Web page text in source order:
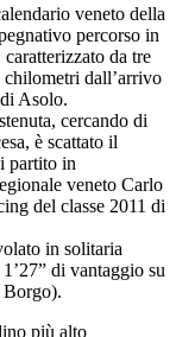
veneto della
percorso in
da tre
dall’arrivo
Asolo.
cercando di
è scattato il
partito in
veneto Carlo
del classe 2011 di
in solitaria
di vantaggio su